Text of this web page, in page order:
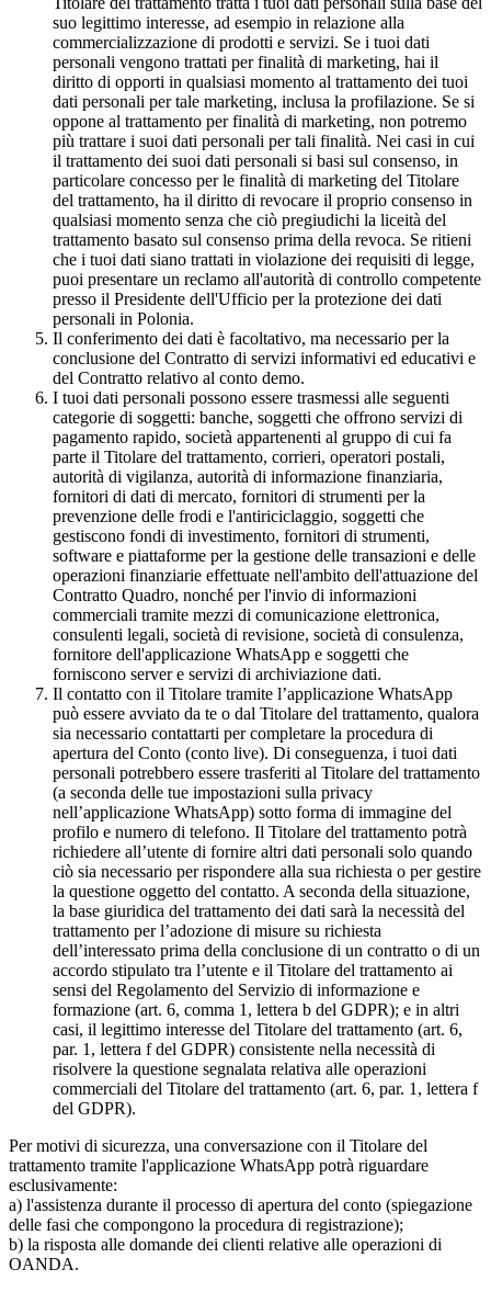
suo legittimo interesse, ad esempio in relazione alla
commercializzazione di prodotti e servizi. Se i tuoi dati
personali vengono trattati per finalità di marketing, hai il
diritto di opporti in qualsiasi momento al trattamento dei tuoi
dati personali per tale marketing, inclusa la profilazione. Se si
oppone al trattamento per finalità di marketing, non potremo
più trattare i suoi dati personali per tali finalità. Nei casi in cui
il trattamento dei suoi dati personali si basi sul consenso, in
particolare concesso per le finalità di marketing del Titolare
del trattamento, ha il diritto di revocare il proprio consenso in
qualsiasi momento senza che ciò pregiudichi la liceità del
trattamento basato sul consenso prima della revoca. Se ritieni
che i tuoi dati siano trattati in violazione dei requisiti di legge,
puoi presentare un reclamo all'autorità di controllo competente
presso il Presidente dell'Ufficio per la protezione dei dati
personali in Polonia.
Il conferimento dei dati è facoltativo, ma necessario per la
conclusione del Contratto di servizi informativi ed educativi e
del Contratto relativo al conto demo.
I tuoi dati personali possono essere trasmessi alle seguenti
categorie di soggetti: banche, soggetti che offrono servizi di
pagamento rapido, società appartenenti al gruppo di cui fa
parte il Titolare del trattamento, corrieri, operatori postali,
autorità di vigilanza, autorità di informazione finanziaria,
fornitori di dati di mercato, fornitori di strumenti per la
prevenzione delle frodi e l'antiriciclaggio, soggetti che
gestiscono fondi di investimento, fornitori di strumenti,
software e piattaforme per la gestione delle transazioni e delle
operazioni finanziarie effettuate nell'ambito dell'attuazione del
Contratto Quadro, nonché per l'invio di informazioni
commerciali tramite mezzi di comunicazione elettronica,
consulenti legali, società di revisione, società di consulenza,
fornitore dell'applicazione WhatsApp e soggetti che
forniscono server e servizi di archiviazione dati.
Il contatto con il Titolare tramite l’applicazione WhatsApp
può essere avviato da te o dal Titolare del trattamento, qualora
sia necessario contattarti per completare la procedura di
apertura del Conto (conto live). Di conseguenza, i tuoi dati
personali potrebbero essere trasferiti al Titolare del trattamento
(a seconda delle tue impostazioni sulla privacy
nell’applicazione WhatsApp) sotto forma di immagine del
profilo e numero di telefono. Il Titolare del trattamento potrà
richiedere all’utente di fornire altri dati personali solo quando
ciò sia necessario per rispondere alla sua richiesta o per gestire
la questione oggetto del contatto. A seconda della situazione,
la base giuridica del trattamento dei dati sarà la necessità del
trattamento per l’adozione di misure su richiesta
dell’interessato prima della conclusione di un contratto o di un
accordo stipulato tra l’utente e il Titolare del trattamento ai
sensi del Regolamento del Servizio di informazione e
formazione (art. 6, comma 1, lettera b del GDPR); e in altri
casi, il legittimo interesse del Titolare del trattamento (art. 6,
par. 1, lettera f del GDPR) consistente nella necessità di
risolvere la questione segnalata relativa alle operazioni
commerciali del Titolare del trattamento (art. 6, par. 1, lettera f
del GDPR).
Per motivi di sicurezza, una conversazione con il Titolare del
trattamento tramite l'applicazione WhatsApp potrà riguardare
esclusivamente:
a) l'assistenza durante il processo di apertura del conto (spiegazione
delle fasi che compongono la procedura di registrazione);
b) la risposta alle domande dei clienti relative alle operazioni di
OANDA.